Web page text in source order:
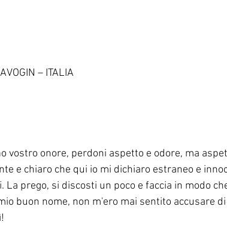
– ITALIA
vostro onore, perdoni aspetto e odore, ma
e chiaro che qui io mi dichiaro estraneo e
La prego, si discosti un poco e faccia in modo
buon nome, non m'ero mai sentito accusare